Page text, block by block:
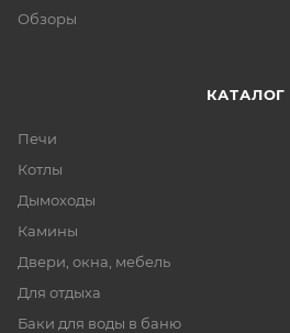
Обзоры
КАТАЛОГ
Печи
Котлы
Дымоходы
Камины
Двери, окна, мебель
Для отдыха
Баки для воды в баню